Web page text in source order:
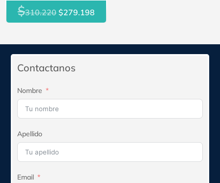
$310.220 El
precio
$279.198El
precio
Contactanos
Nombre
Apellido
Email